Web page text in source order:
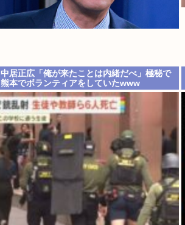
中居正広「俺が来たことは内緒だべ」極秘で
熊本でボランティアをしていたwww